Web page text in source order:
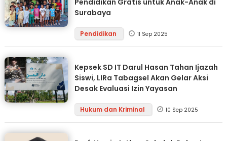
Pendidikan Gratis untuk Anak-Anak di
Surabaya
Pendidikan 11 Sep 2025
Kepsek SD IT Darul Hasan Tahan Ijazah
Siswi, LIRa Tabagsel Akan Gelar Aksi
Desak Evaluasi Izin Yayasan
Hukum dan Kriminal 10 Sep 2025